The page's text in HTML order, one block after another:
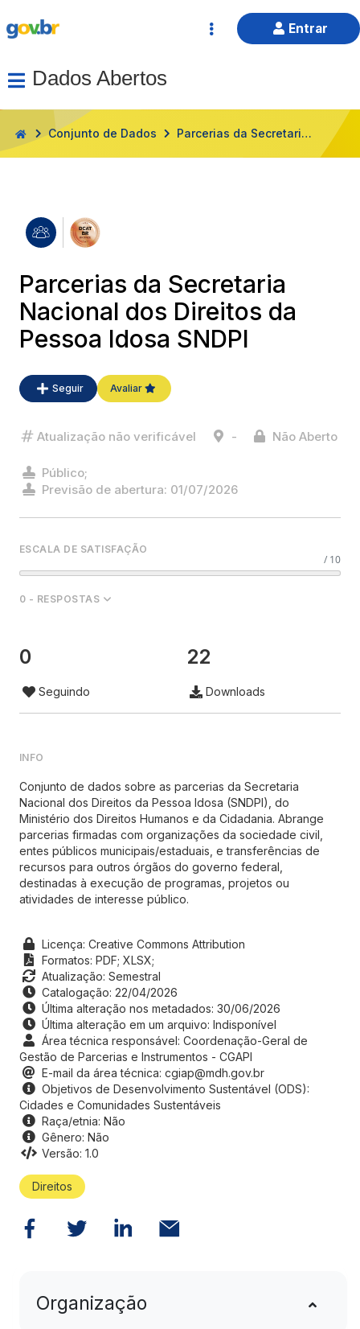
Entrar
Dados Abertos
HOME Conjunto de Dados Parcerias da Secretaria Nacional dos Direitos da Pessoa Idosa SNDPI
Parcerias da Secretaria
Nacional dos Direitos da
Pessoa Idosa SNDPI
Seguir Avaliar
Atualização não verificável - Não Aberto
Público;
Previsão de abertura: 01/07/2026
ESCALA DE SATISFAÇÃO
/ 10
0 - RESPOSTAS
0
Seguindo
22
Downloads
INFO
Conjunto de dados sobre as parcerias da Secretaria
Nacional dos Direitos da Pessoa Idosa (SNDPI), do
Ministério dos Direitos Humanos e da Cidadania. Abrange
parcerias firmadas com organizações da sociedade civil,
entes públicos municipais/estaduais, e transferências de
recursos para outros órgãos do governo federal,
destinadas à execução de programas, projetos ou
atividades de interesse público.
Licença: Creative Commons Attribution
Formatos: PDF; XLSX;
Atualização: Semestral
Catalogação: 22/04/2026
Última alteração nos metadados: 30/06/2026
Última alteração em um arquivo: Indisponível
Área técnica responsável: Coordenação-Geral de
Gestão de Parcerias e Instrumentos - CGAPI
E-mail da área técnica: cgiap@mdh.gov.br
Objetivos de Desenvolvimento Sustentável (ODS):
Cidades e Comunidades Sustentáveis
Raça/etnia: Não
Gênero: Não
Versão: 1.0
Direitos
Organização